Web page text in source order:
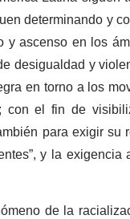
determinando y
ascenso en los
desigualdad y
en torno a los
con el fin de
para exigir su
y la
de la